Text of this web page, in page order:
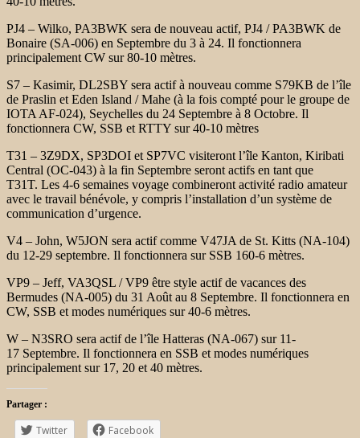
PJ4 – Wilko, PA3BWK sera de nouveau actif, PJ4 / PA3BWK de
Bonaire (SA-006) en Septembre du 3 à 24. Il fonctionnera
principalement CW sur 80-10 mètres.
S7 – Kasimir, DL2SBY sera actif à nouveau comme S79KB de l’île
de Praslin et Eden Island / Mahe (à la fois compté pour le groupe de
IOTA AF-024), Seychelles du 24 Septembre à 8 Octobre. Il
fonctionnera CW, SSB et RTTY sur40-10 mètres
T31 – 3Z9DX, SP3DOI et SP7VC visiteront l’île Kanton, Kiribati
Central (OC-043) à la fin Septembre seront actifs en tant que
T31T. Les 4-6 semaines voyage combineront activité radio amateur
avec le travail bénévole, y compris l’installation d’un système de
communication d’urgence.
V4 – John, W5JON sera actif comme V47JA de St. Kitts (NA-104)
du 12-29 septembre. Il fonctionnera sur SSB 160-6 mètres.
VP9 – Jeff, VA3QSL / VP9 être style actif de vacances des
Bermudes (NA-005) du 31 Août au 8 Septembre. Il fonctionnera en
CW, SSB et modes numériques sur 40-6 mètres.
W – N3SRO sera actif de l’île Hatteras (NA-067) sur 11-
17 Septembre. Il fonctionnera en SSB et modes numériques
principalement sur 17, 20 et 40 mètres.
Partager :
Twitter Facebook